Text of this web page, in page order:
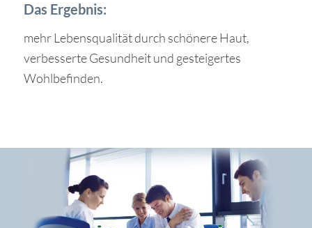
Das Ergebnis:
mehr Lebensqualität durch schönere Haut,
verbesserte Gesundheit und gesteigertes
Wohlbefinden.